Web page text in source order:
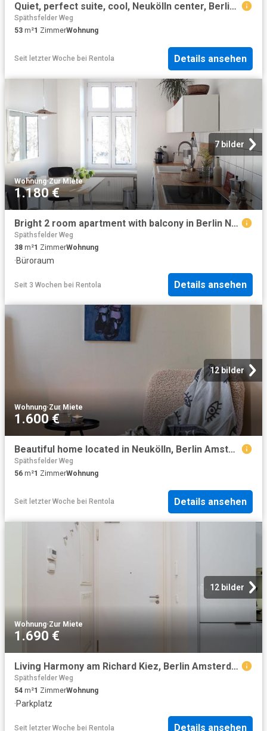
Quiet, perfect suite, cool, Neukölln center, Berlin Amsterdam Apartments for Rent
Späthsfelder Weg
53 m²1 ZimmerWohnung
Seit letzter Woche bei Rentola Details ansehen
7 bilder
Wohnung·Zur Miete
1.180 €
Bright 2 room apartment with balcony in Berlin Neukölln, Berlin Amsterdam Apartments for Rent
Späthsfelder Weg
38 m²1 ZimmerWohnung
·Büroraum
Seit 3 Wochen bei Rentola Details ansehen
12 bilder
Wohnung·Zur Miete
1.600 €
Beautiful home located in Neukölln, Berlin Amsterdam Apartments for Rent
Späthsfelder Weg
56 m²1 ZimmerWohnung
Seit letzter Woche bei Rentola Details ansehen
12 bilder
Wohnung·Zur Miete
1.690 €
Living Harmony am Richard Kiez, Berlin Amsterdam Apartments for Rent
Späthsfelder Weg
54 m²1 ZimmerWohnung
·Parkplatz
Seit letzter Woche bei Rentola Details ansehen